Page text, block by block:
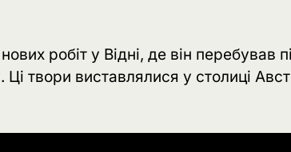
робіт у Відні, де він перебував
твори виставлялися у столиці